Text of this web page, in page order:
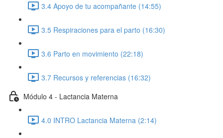
3.4 Apoyo de tu acompañante (14:55)
3.5 Respiraciones para el parto (16:30)
3.6 Parto en movimiento (22:18)
3.7 Recursos y referencias (16:32)
Módulo 4 - Lactancia Materna
4.0 INTRO Lactancia Materna (2:14)